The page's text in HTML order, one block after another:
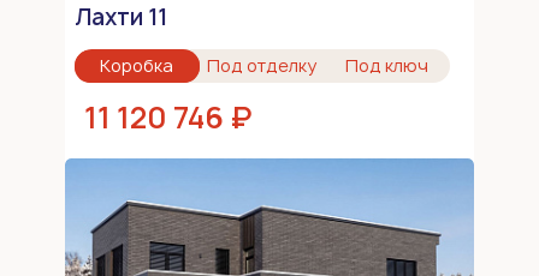
Лахти 11
Коробка Под отделку Под ключ
11 120 746 ₽